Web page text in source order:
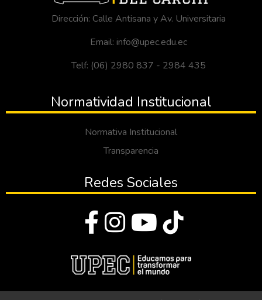
Dirección: Calle Antisana y Av. Universitaria
Email: info@upec.edu.ec
Telf: (06) 2980 837 - 2984 435
Normatividad Institucional
Normativa Institucional
Transparencia
Redes Sociales